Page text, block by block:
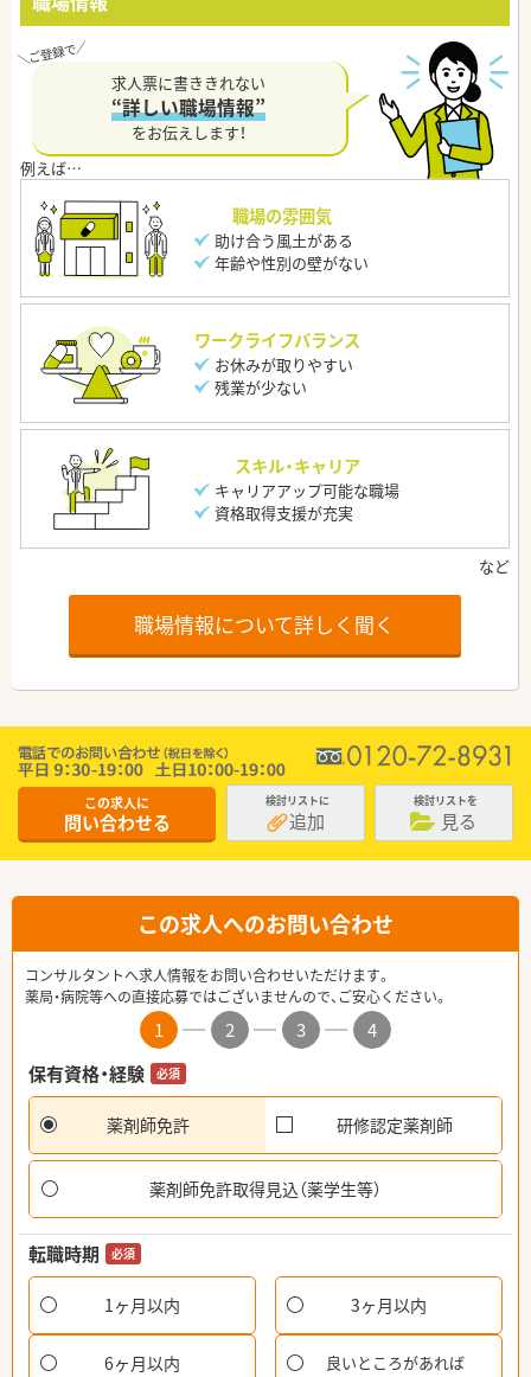
求人票に書ききれない
“詳しい職場情報”
をお伝えします！
職場の雰囲気
助け合う風土がある
年齢や性別の壁がない
ワークライフバランス
お休みが取りやすい
残業が少ない
スキル・キャリア
キャリアアップ可能な職場
資格取得支援が充実
職場情報について詳しく聞く
この求人に
問い合わせる
検討リストに
追加
検討リストを
見る
この求人へのお問い合わせ
コンサルタントへ求人情報をお問い合わせいただけます。
薬局・病院等への直接応募ではございませんので、ご安心ください。
1 2 3
4
保有資格・経験
必須
薬剤師免許 研修認定薬剤師
薬剤師免許取得見込（薬学生等）
転職時期 必須
1ヶ月以内 3ヶ月以内
6ヶ月以内 良いところがあれば